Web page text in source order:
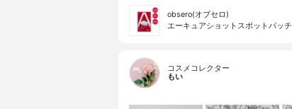
obsero(オブセロ)
エーキュアショットスポットパッチ
コスメコレクター
もい